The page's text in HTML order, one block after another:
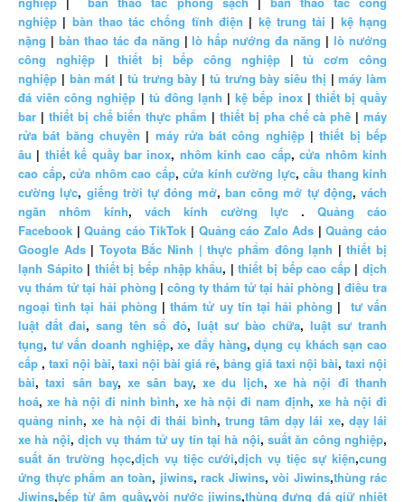
nghiệp | bàn thao tác chống tĩnh điện | kệ trung tải | kệ hạng
nặng | bàn thao tác đa năng |lò hấp nướng đa năng |lò nướng
công nghiệp|thiết bị bếp công nghiệp|tủ cơm công
nghiệp | bàn mát | tủ trưng bày | tủ trưng bày siêu thị |máy làm
đá viên công nghiệp | tủ đông lạnh |kệ bếp inox| thiết bị quầy
bar | thiết bị chế biến thực phẩm | thiết bị pha chế cà phê | máy
rửa bát băng chuyền | máy rửa bát công nghiệp|thiết bị bếp
âu | thiết kế quầy bar inox, nhôm kính cao cấp,cửa nhôm kính
cao cấp, cửa nhôm cao cấp, cửa kính cường lực, cầu thang kính
cường lực, giếng trời tự đóng mở, ban công mở tự động, vách
ngăn nhôm kính, vách kính cường lực . Quảng cáo
Facebook |Quảng cáo TikTok | Quảng cáo Zalo Ads |Quảng cáo
Google Ads| Toyota Bắc Ninh | thực phẩm đông lạnh |thiết bị
lạnh Sápito | thiết bị bếp nhập khẩu, |thiết bị bếp cao cấp|dịch
vụ thám tử tại hải phòng | công ty thám tử tại hải phòng | điều tra
ngoại tình tại hải phòng |thám tử uy tín tại hải phòng | tư vấn
luật đất đai, sang tên sổ đỏ, luật sư bào chữa, luật sư tranh
tụng, tư vấn doanh nghiệp,xe đẩy hàng,dụng cụ khách sạn cao
cấp , taxi nội bài, taxi nội bài giá rẻ, bảng giá taxi nội bài, taxi nội
bài,taxi sân bay,xe sân bay,xe du lịch, xe hà nội đi thanh
hoá, xe hà nội đi ninh bình, xe hà nội đi nam định,xe hà nội đi
quảng ninh,xe hà nội đi thái bình, trung tâm dạy lái xe, dạy lái
xe hà nội,dịch vụ thám tử uy tín tại hà nội,suất ăn công nghiệp,
suất ăn trường học,dịch vụ tiệc cưới,dịch vụ tiệc sự kiện,cung
ứng thực phẩm an toàn, jiwins, rack Jiwins, vòi Jiwins,thùng rác
Jiwins,bếp từ âm quầy,vòi nước jiwins,thùng đựng đá giữ nhiệt